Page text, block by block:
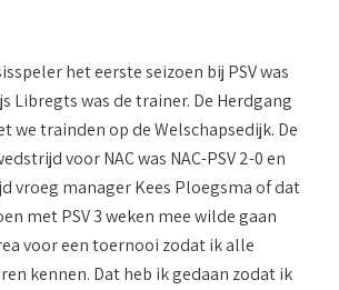
het eerste seizoen bij PSV was
Libregts was de trainer. De Herdgang
we trainden op de Welschapsedijk. De
voor NAC was NAC-PSV 2-0 en
vroeg manager Kees Ploegsma of dat
met PSV 3 weken mee wilde gaan
voor een toernooi zodat ik alle
kennen. Dat heb ik gedaan zodat ik